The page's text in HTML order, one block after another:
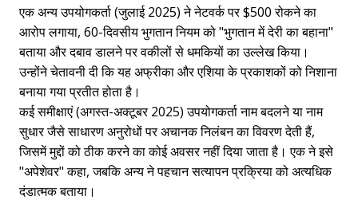
एक अन्य उपयोगकर्ता (जुलाई 2025) ने नेटवर्क पर $500 रोकने का
आरोप लगाया, 60-दिवसीय भुगतान नियम को "भुगतान में देरी का बहाना"
बताया और दबाव डालने पर वकीलों से धमकियों का उल्लेख किया।
उन्होंने चेतावनी दी कि यह अफ्रीका और एशिया के प्रकाशकों को निशाना
बनाया गया प्रतीत होता है।
कई समीक्षाएं (अगस्त-अक्टूबर 2025) उपयोगकर्ता नाम बदलने या नाम
सुधार जैसे साधारण अनुरोधों पर अचानक निलंबन का विवरण देती हैं,
जिसमें मुद्दों को ठीक करने का कोई अवसर नहीं दिया जाता है। एक ने इसे
"अपेशेवर" कहा, जबकि अन्य ने पहचान सत्यापन प्रक्रिया को अत्यधिक
दंडात्मक बताया।